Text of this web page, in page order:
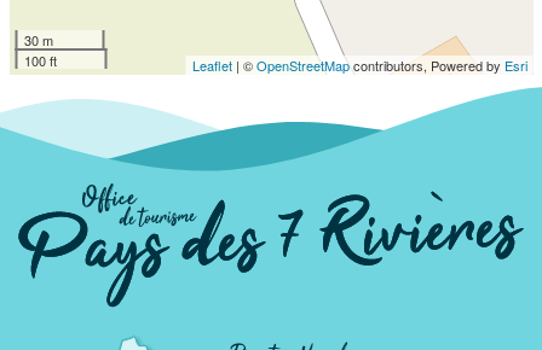
30 m
100 ft
Leaflet| ©OpenStreetMapcontributors, Powered by Esri